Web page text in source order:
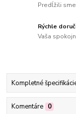
Predĺžili
Rýchle
Vaša
Kompletné
Komentáre 0